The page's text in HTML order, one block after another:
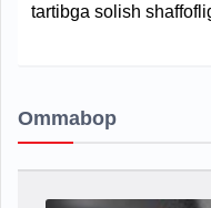
tartibga solish
Ommabop